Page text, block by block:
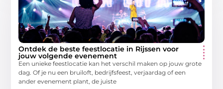
Ontdek de beste feestlocatie in Rijssen voor
jouw volgende evenement
Een unieke feestlocatie kan het verschil maken op jouw grote
dag. Of je nu een bruiloft, bedrijfsfeest, verjaardag of een
ander evenement plant, de juiste